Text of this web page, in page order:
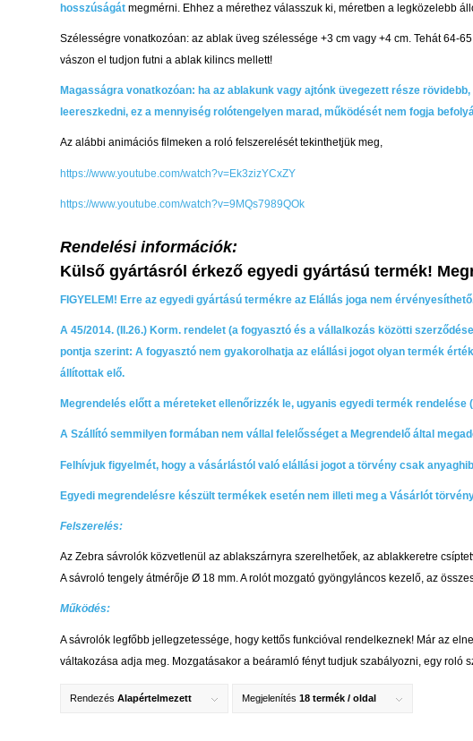
hosszúságát megmérni. Ehhez a mérethez válasszuk ki, méretben a legközelebb
Szélességre vonatkozóan: az ablak üveg szélessége +3 cm vagy +4 cm. Tehát
vászon el tudjon futni a ablak kilincs mellett!
Magasságra vonatkozóan: ha az ablakunk vagy ajtónk üvegezett része
leereszkedni, ez a mennyiség rolótengelyen marad, működését nem fogja
Az alábbi animációs filmeken a roló felszerelését tekinthetjük meg,
https://www.youtube.com/watch?v=Ek3zizYCxZY
https://www.youtube.com/watch?v=9MQs7989QOk
Rendelési információk:
Külső gyártásról érkező egyedi gyártású termék!
FIGYELEM! Erre az egyedi gyártású termékre az Elállás joga nem
A 45/2014. (II.26.) Korm. rendelet (a fogyasztó és a vállalkozás közötti
pontja szerint: A fogyasztó nem gyakorolhatja az elállási jogot olyan termék
állítottak elő.
Megrendelés előtt a méreteket ellenőrizzék le, ugyanis egyedi termék
A Szállító semmilyen formában nem vállal felelősséget a Megrendelő által
Felhívjuk figyelmét, hogy a vásárlástól való elállási jogot a törvény csak
Egyedi megrendelésre készült termékek esetén nem illeti meg a Vásárlót
Felszerelés:
Az Zebra sávrolók közvetlenül az ablakszárnyra szerelhetőek, az ablakkeretre
A sávroló tengely átmérője Ø 18 mm. A rolót mozgató gyöngyláncos kezelő, az
Működés:
A sávrolók legfőbb jellegzetessége, hogy kettős funkcióval rendelkeznek! Már az
váltakozása adja meg. Mozgatásakor a beáramló fényt tudjuk szabályozni, egy roló
Rendezés Alapértelmezett Megjelenítés 18 termék / oldal